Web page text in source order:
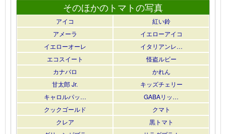
そのほかのトマトの写真
アイコ
紅い鈴
アメーラ
イエローアイコ
イエローオーレ
イタリアンレ…
エコスイート
怪盗ルビー
カナバロ
かれん
甘太郎 Jr.
キッズチェリー
キャロルパッ…
GABAリッ…
クックゴールド
クマト
クレア
黒トマト